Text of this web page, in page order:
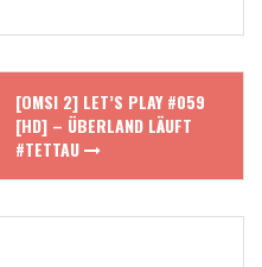
[OMSI 2] LET’S PLAY #059
[HD] – ÜBERLAND LÄUFT
#TETTAU